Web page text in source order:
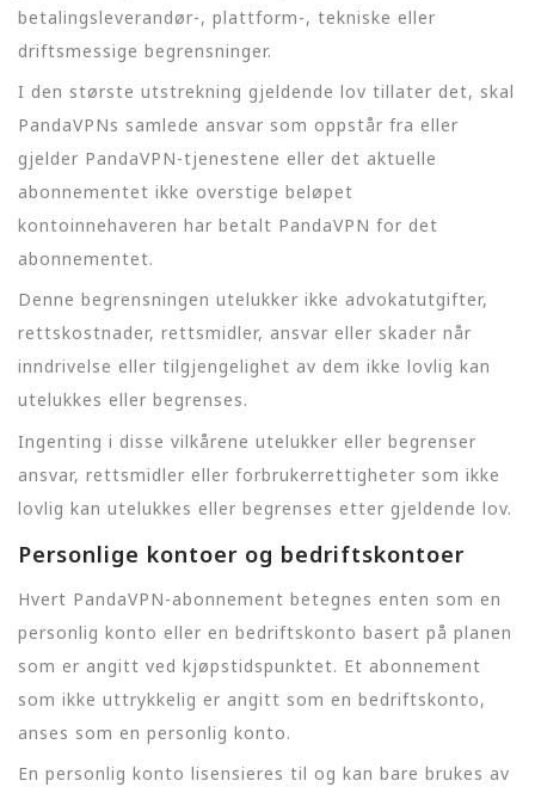
betalingsleverandør-, plattform-, tekniske eller
driftsmessige begrensninger.
I den største utstrekning gjeldende lov tillater det, skal
PandaVPNs samlede ansvar som oppstår fra eller
gjelder PandaVPN-tjenestene eller det aktuelle
abonnementet ikke overstige beløpet
kontoinnehaveren har betalt PandaVPN for det
abonnementet.
Denne begrensningen utelukker ikke advokatutgifter,
rettskostnader, rettsmidler, ansvar eller skader når
inndrivelse eller tilgjengelighet av dem ikke lovlig kan
utelukkes eller begrenses.
Ingenting i disse vilkårene utelukker eller begrenser
ansvar, rettsmidler eller forbrukerrettigheter som ikke
lovlig kan utelukkes eller begrenses etter gjeldende lov.
Personlige kontoer og bedriftskontoer
Hvert PandaVPN-abonnement betegnes enten som en
personlig konto eller en bedriftskonto basert på planen
som er angitt ved kjøpstidspunktet. Et abonnement
som ikke uttrykkelig er angitt som en bedriftskonto,
anses som en personlig konto.
En personlig konto lisensieres til og kan bare brukes av